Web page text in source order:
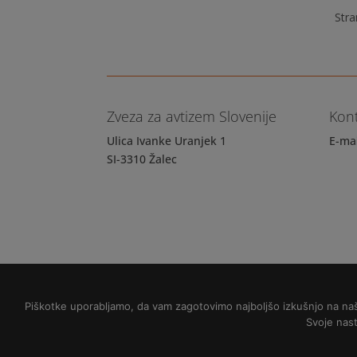
Zveza za avtizem Slovenije
Ulica Ivanke Uranjek 1
SI-3310 Žalec
E-
Politika varovanja osebnih podatkov
Copyright © 2018 Zveza NVO za avtizem
Piškotke uporabljamo, da vam zagotovimo najboljšo izkušnjo na
Svoje